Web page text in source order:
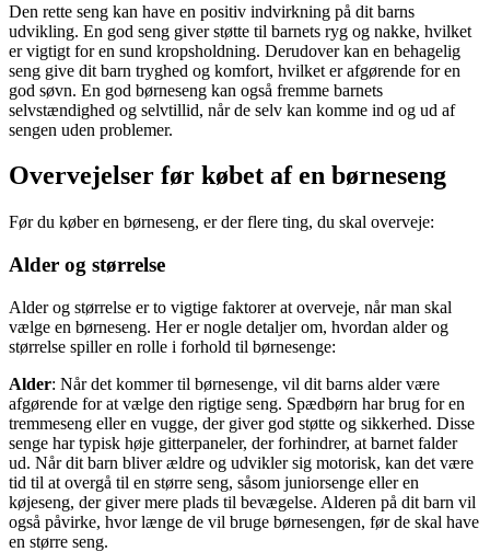
Den rette seng kan have en positiv indvirkning på dit barns
udvikling. En god seng giver støtte til barnets ryg og nakke, hvilket
er vigtigt for en sund kropsholdning. Derudover kan en behagelig
seng give dit barn tryghed og komfort, hvilket er afgørende for en
god søvn. En god børneseng kan også fremme barnets
selvstændighed og selvtillid, når de selv kan komme ind og ud af
sengen uden problemer.
Overvejelser før købet af en børneseng
Før du køber en børneseng, er der flere ting, du skal overveje:
Alder og størrelse
Alder og størrelse er to vigtige faktorer at overveje, når man skal
vælge en børneseng. Her er nogle detaljer om, hvordan alder og
størrelse spiller en rolle i forhold til børnesenge:
Alder: Når det kommer til børnesenge, vil dit barns alder være
afgørende for at vælge den rigtige seng. Spædbørn har brug for en
tremmeseng eller en vugge, der giver god støtte og sikkerhed. Disse
senge har typisk høje gitterpaneler, der forhindrer, at barnet falder
ud. Når dit barn bliver ældre og udvikler sig motorisk, kan det være
tid til at overgå til en større seng, såsom juniorsenge eller en
køjeseng, der giver mere plads til bevægelse. Alderen på dit barn vil
også påvirke, hvor længe de vil bruge børnesengen, før de skal have
en større seng.